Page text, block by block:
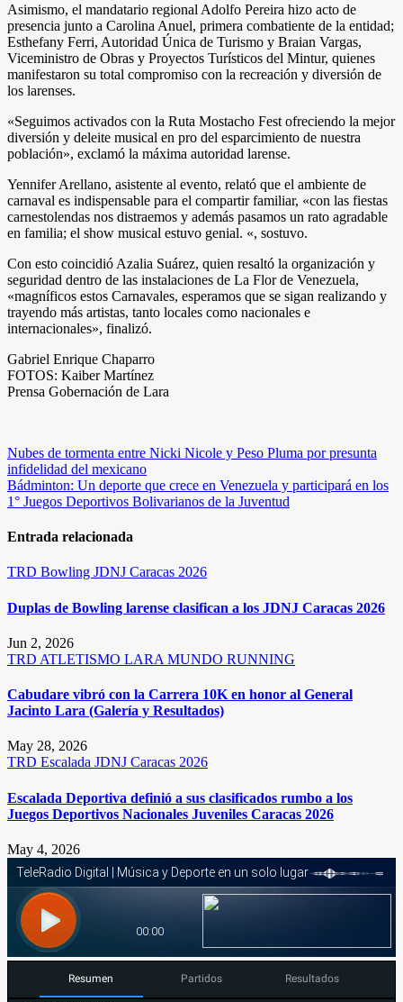
Asimismo, el mandatario regional Adolfo Pereira hizo acto de
presencia junto a Carolina Anuel, primera combatiente de la entidad;
Esthefany Ferri, Autoridad Única de Turismo y Braian Vargas,
Viceministro de Obras y Proyectos Turísticos del Mintur, quienes
manifestaron su total compromiso con la recreación y diversión de
los larenses.
«Seguimos activados con la Ruta Mostacho Fest ofreciendo la mejor
diversión y deleite musical en pro del esparcimiento de nuestra
población», exclamó la máxima autoridad larense.
Yennifer Arellano, asistente al evento, relató que el ambiente de
carnaval es indispensable para el compartir familiar, «con las fiestas
carnestolendas nos distraemos y además pasamos un rato agradable
en familia; el show musical estuvo genial. «, sostuvo.
Con esto coincidió Azalia Suárez, quien resaltó la organización y
seguridad dentro de las instalaciones de La Flor de Venezuela,
«magníficos estos Carnavales, esperamos que se sigan realizando y
trayendo más artistas, tanto locales como nacionales e
internacionales», finalizó.
Gabriel Enrique Chaparro
FOTOS: Kaiber Martínez
Prensa Gobernación de Lara
Navegación
de
entradas
Nubes de tormenta entre Nicki Nicole y Peso Pluma por presunta
infidelidad del mexicano
Bádminton: Un deporte que crece en Venezuela y participará en los
1° Juegos Deportivos Bolivarianos de la Juventud
Entrada relacionada
TRD Bowling JDNJ Caracas 2026
Duplas de Bowling larense clasifican a los JDNJ Caracas 2026
Jun 2, 2026
TRD ATLETISMO LARA MUNDO RUNNING
Cabudare vibró con la Carrera 10K en honor al General
Jacinto Lara (Galería y Resultados)
May 28, 2026
TRD Escalada JDNJ Caracas 2026
Escalada Deportiva definió a sus clasificados rumbo a los
Juegos Deportivos Nacionales Juveniles Caracas 2026
May 4, 2026
Resumen Partidos Resultados